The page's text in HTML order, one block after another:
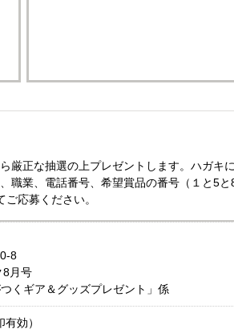
厳正な抽選の上プレゼントします。ハガキ
職業、電話番号、希望賞品の番号（１と5
応募ください。
8
月号
くギア＆グッズプレゼント」係
効）